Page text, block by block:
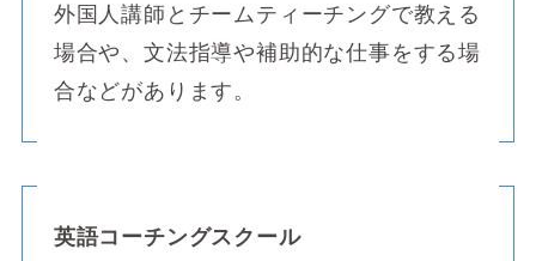
外国人講師とチームティーチングで教える
場合や、文法指導や補助的な仕事をする場
合などがあります。
英語コーチングスクール